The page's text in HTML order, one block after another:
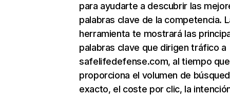
para ayudarte a descubrir las
palabras clave de la competencia.
herramienta te mostrará las
palabras clave que dirigen tráfico a
safelifedefense.com, al tiempo
proporciona el volumen de
exacto, el coste por clic, la